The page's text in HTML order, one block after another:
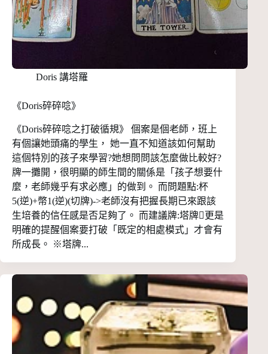
Doris 講塔羅
《Doris碎碎唸》
《Doris碎碎唸之打破循規》 個案是個老師，班上
有個讓她頭痛的學生， 她一直不知道該如何幫助
這個特別的孩子來學習?她想問問該怎麼做比較好?
牌一攤開，很明顯的師生間的關係是「孩子想要什
麼，老師幾乎有求必應」的做到。 而問題點:杯
5(逆)+幣1(逆)(切牌)->老師沒有把握長期已來跟該
生培養的信任感是否足夠了。 而建議牌:塔牌更是
明確的提醒個案要打破「既定的相處模式」才會有
所成長。 ※塔牌...